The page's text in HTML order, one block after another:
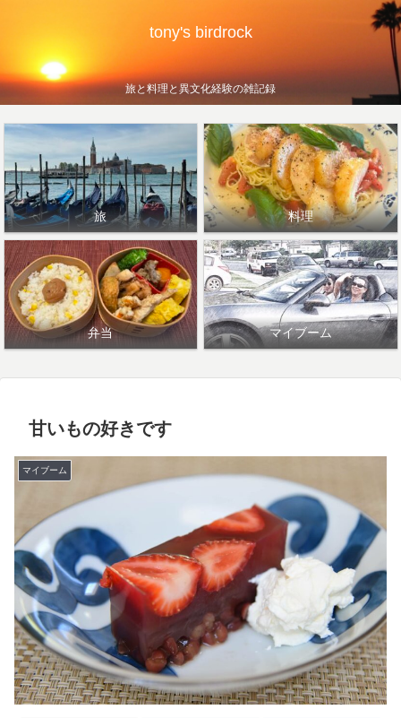
tony's birdrock
旅と料理と異文化経験の雑記録
旅 料理
弁当 マイブーム
甘いもの好きです
マイブーム